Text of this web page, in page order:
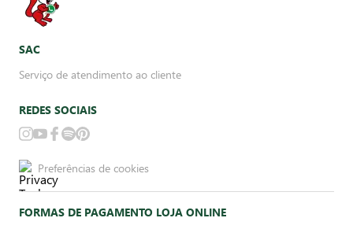
SAC
Serviço de atendimento ao cliente
REDES SOCIAIS
Preferências de cookies
FORMAS DE PAGAMENTO LOJA ONLINE